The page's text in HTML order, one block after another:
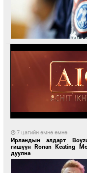
7 цагийн өмнө өмнө
Ирландын алдарт
гишүүн Ronan Keating
дуулна